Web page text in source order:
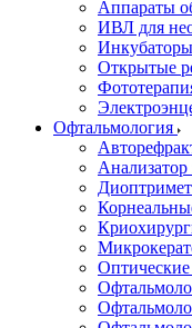
Аппараты
ИВЛ для
Открытые
Офтальмология